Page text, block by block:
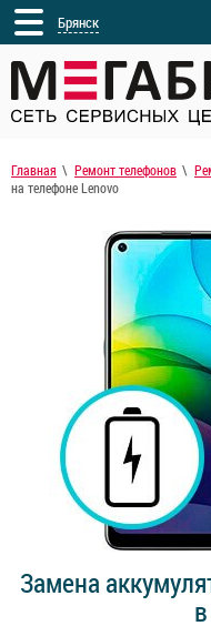
Брянск
Главная Ремонт телефонов
на телефоне Lenovo
Замена